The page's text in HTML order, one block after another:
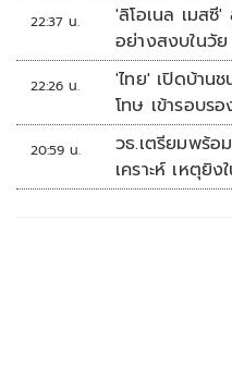
22:37 น.
'ลิโอเนล เมส
อย่างสงบในวั
22:26 น.
'ไทย' เปิดบ้าน
โทษ เข้ารอบร
20:59 น.
วธ.เตรียมพร้อ
เคราะห์ เหตุยิง